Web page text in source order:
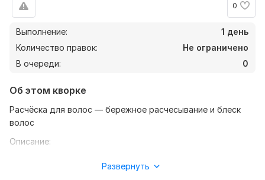
0
Выполнение:
1 день
Количество правок:
Не ограничено
В очереди:
0
Об этом кворке
Расчёска для волос — бережное расчесывание и блеск
волос
Описание:
волосы и делает их гладкими и ухоженными. Подходит
Развернуть